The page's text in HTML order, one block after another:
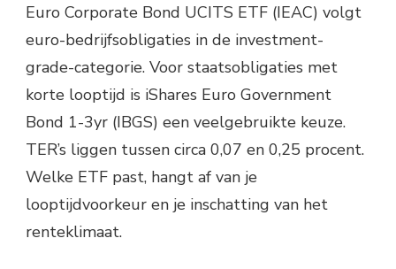
Euro Corporate Bond UCITS ETF (IEAC) volgt
euro-bedrijfsobligaties in de investment-
grade-categorie. Voor staatsobligaties met
korte looptijd is iShares Euro Government
Bond 1-3yr (IBGS) een veelgebruikte keuze.
TER’s liggen tussen circa 0,07 en 0,25 procent.
Welke ETF past, hangt af van je
looptijdvoorkeur en je inschatting van het
renteklimaat.